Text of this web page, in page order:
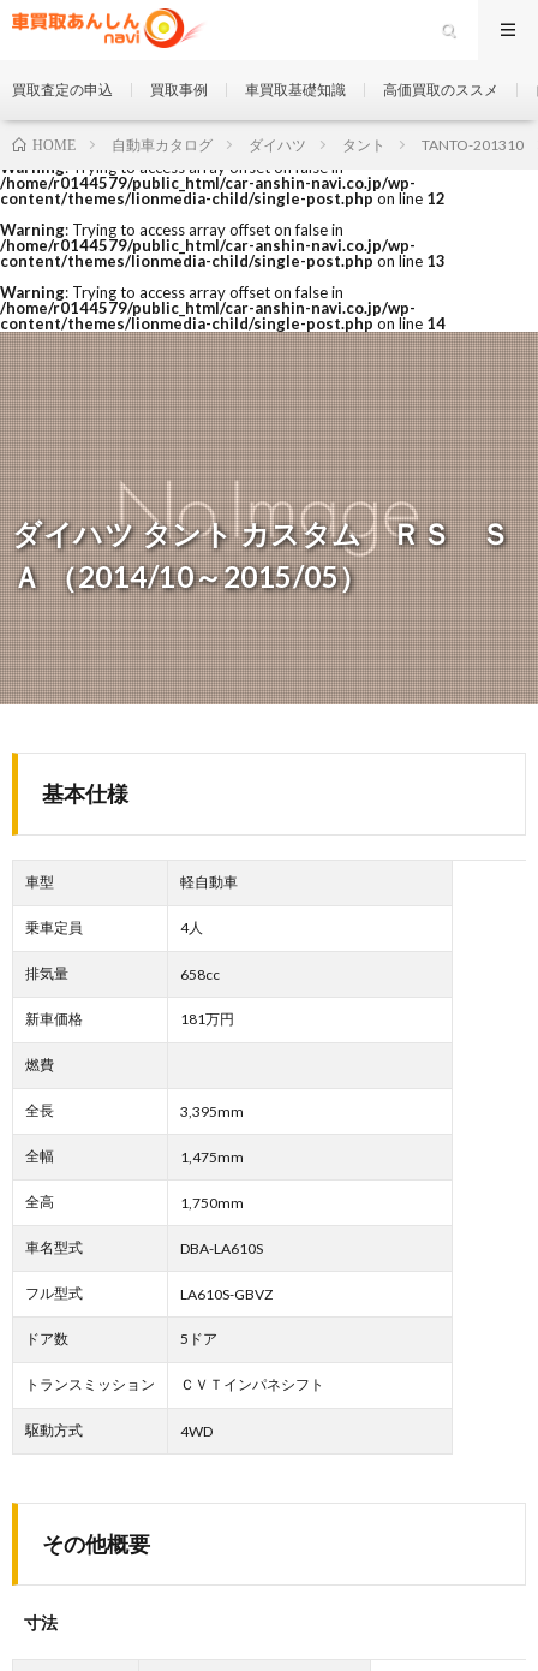
Warning: Trying to access array offset on false in
/home/r0144579/public_html/car-anshin-navi.co.jp/wp-
content/themes/lionmedia-child/single-post.php on line 12
Warning: Trying to access array offset on false in
/home/r0144579/public_html/car-anshin-navi.co.jp/wp-
content/themes/lionmedia-child/single-post.php on line 13
Warning: Trying to access array offset on false in
/home/r0144579/public_html/car-anshin-navi.co.jp/wp-
content/themes/lionmedia-child/single-post.php on line 14
買取査定の申込 買取事例 車買取基礎知識 高価買取のススメ
ダイハツ タント カスタム ＲＳ Ｓ
Ａ （2014/10～2015/05）
HOME 自動車カタログ ダイハツ タント TANTO-201310
基本仕様
車型 軽自動車
乗車定員 4人
排気量 658cc
新車価格 181万円
燃費
全長 3,395mm
全幅 1,475mm
全高 1,750mm
車名型式 DBA-LA610S
フル型式 LA610S-GBVZ
ドア数 5ドア
トランスミッション ＣＶＴインパネシフト
駆動方式 4WD
その他概要
寸法